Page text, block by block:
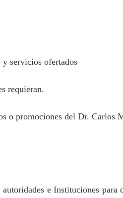
servicios ofertados
requieran.
o promociones del Dr. Carlos
e Instituciones para